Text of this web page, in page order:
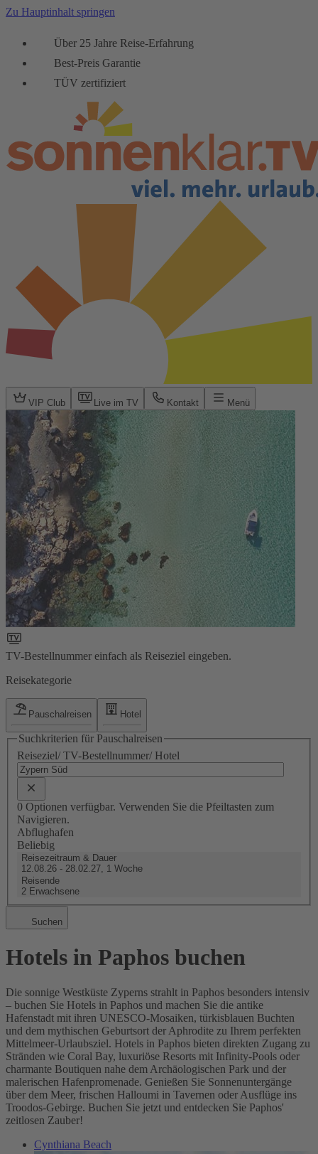
Zu Hauptinhalt springen
Über 25 Jahre Reise-Erfahrung
Best-Preis Garantie
TÜV zertifiziert
VIP Club Live im TV Kontakt Menü
TV-Bestellnummer einfach als Reiseziel eingeben.
Reisekategorie
Pauschalreisen Hotel
Suchkriterien für Pauschalreisen
Reiseziel/ TV-Bestellnummer/ Hotel
0 Optionen verfügbar. Verwenden Sie die Pfeiltasten zum
Navigieren.
Abflughafen
Beliebig
Reisezeitraum & Dauer
12.08.26 - 28.02.27, 1 Woche
Reisende
2 Erwachsene
Suchen
Hotels in Paphos buchen
Die sonnige Westküste Zyperns strahlt in Paphos besonders intensiv
– buchen Sie Hotels in Paphos und machen Sie die antike
Hafenstadt mit ihren UNESCO-Mosaiken, türkisblauen Buchten
und dem mythischen Geburtsort der Aphrodite zu Ihrem perfekten
Mittelmeer-Urlaubsziel. Hotels in Paphos bieten direkten Zugang zu
Stränden wie Coral Bay, luxuriöse Resorts mit Infinity-Pools oder
charmante Boutiquen nahe dem Archäologischen Park und der
malerischen Hafenpromenade. Genießen Sie Sonnenuntergänge
über dem Meer, frischen Halloumi in Tavernen oder Ausflüge ins
Troodos-Gebirge. Buchen Sie jetzt und entdecken Sie Paphos'
zeitlosen Zauber!
Cynthiana Beach